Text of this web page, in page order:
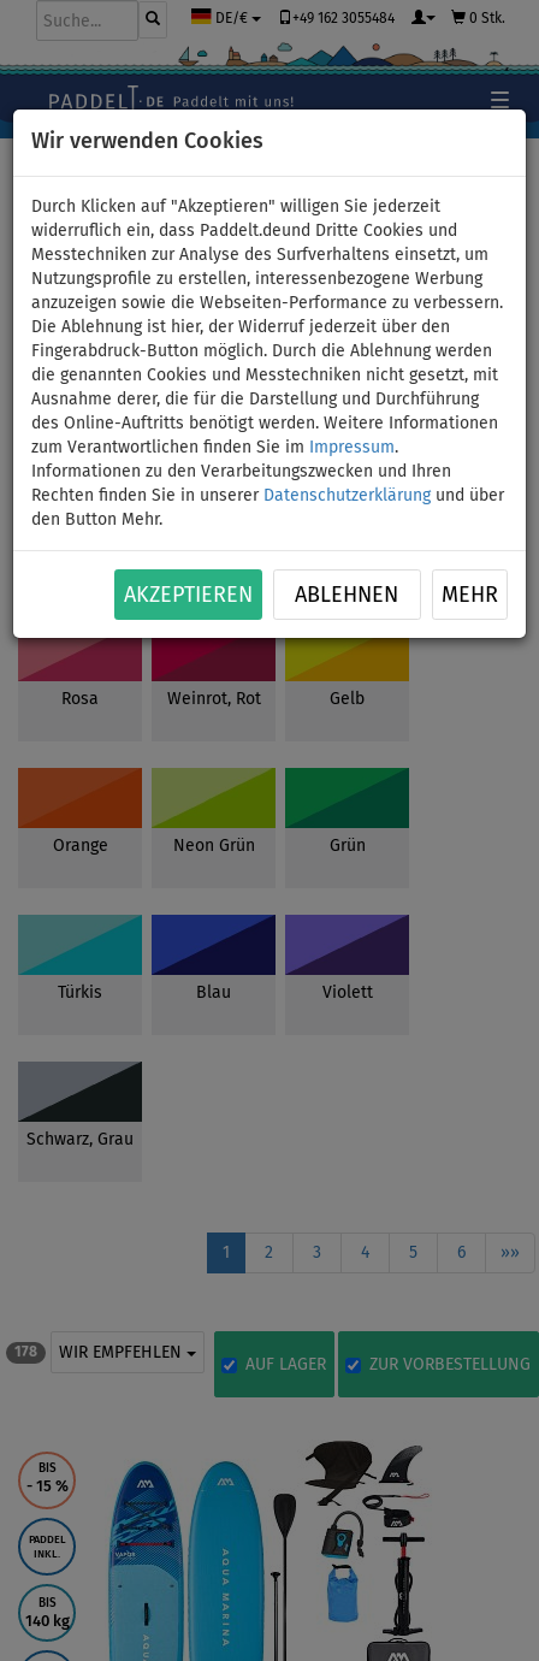
Wir verwenden Cookies
Durch Klicken auf "Akzeptieren" willigen Sie jederzeit
widerruflich ein, dass Paddelt.deund Dritte Cookies und
Messtechniken zur Analyse des Surfverhaltens einsetzt, um
Nutzungsprofile zu erstellen, interessenbezogene Werbung
anzuzeigen sowie die Webseiten-Performance zu verbessern.
Die Ablehnung ist hier, der Widerruf jederzeit über den
Fingerabdruck-Button möglich. Durch die Ablehnung werden
die genannten Cookies und Messtechniken nicht gesetzt, mit
Ausnahme derer, die für die Darstellung und Durchführung
des Online-Auftritts benötigt werden. Weitere Informationen
zum Verantwortlichen finden Sie im
Impressum.
Informationen zu den Verarbeitungszwecken und Ihren
Rechten finden Sie in unserer Datenschutzerklärungund über
den Button Mehr.
AKZEPTIEREN ABLEHNEN MEHR
DE/€ +49 162 3055484 0 Stk.
Paddelt in eurer
Lieblingsfarbe
Wählt ein SUP-Board entsprechend eurer Bedürfnisse aus und
fügt ein Paddel, passende Kleidung und Zubehör hinzu, um alles
perfekt aufeinander abzustimmen!
Rosa Weinrot, Rot Gelb
Orange Neon Grün Grün
Türkis Blau Violett
Schwarz, Grau
1 2 3 4 5 6 »»
178 WIR EMPFEHLEN
AUF LAGER ZUR VORBESTELLUNG
BIS
- 15 %
PADDEL
INKL.
BIS
140 kg